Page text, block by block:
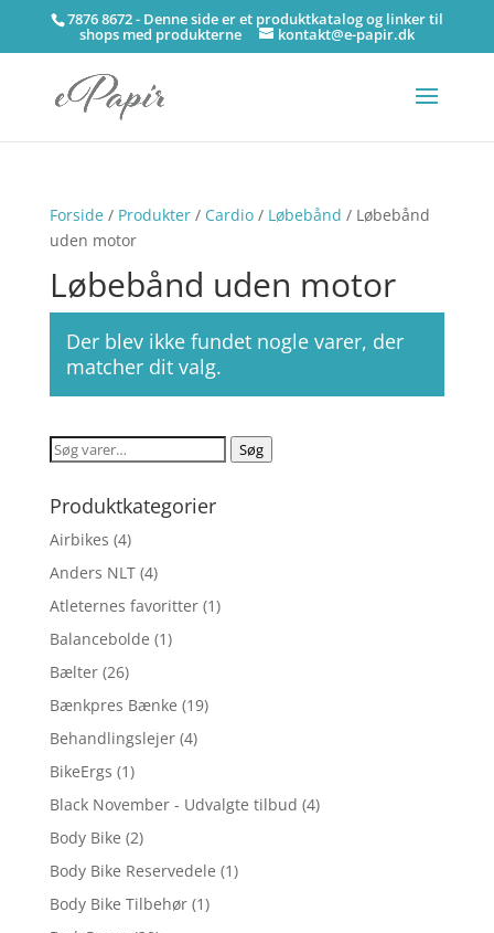
7876 8672 - Denne side er et produktkatalog og linker til
shops med produkterne kontakt@e-papir.dk
Forside/ Produkter/ Cardio/ Løbebånd / Løbebånd
uden motor
Løbebånd uden motor
Der blev ikke fundet nogle varer, der
matcher dit valg.
Søg
Søg
Produktkategorier
Airbikes (4)
Anders NLT (4)
Atleternes favoritter (1)
Balancebolde (1)
Bælter (26)
Bænkpres Bænke (19)
Behandlingslejer (4)
BikeErgs (1)
Black November - Udvalgte tilbud (4)
Body Bike (2)
Body Bike Reservedele (1)
Body Bike Tilbehør (1)